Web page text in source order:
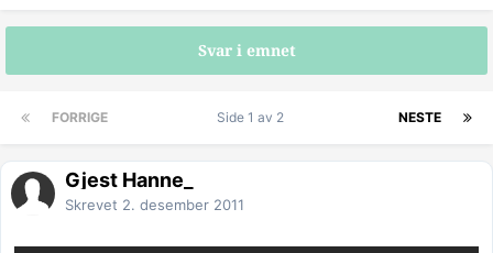
Svar i emnet
FORRIGE NESTE
Side 1 av 2
Gjest Hanne_
Skrevet 2. desember 2011